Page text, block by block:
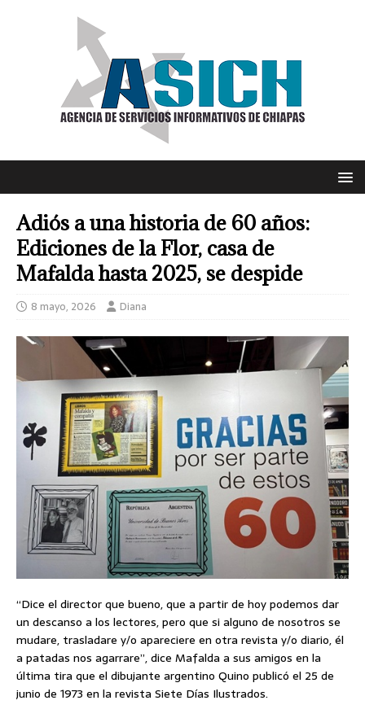
Adiós a una historia de 60 años:
Ediciones de la Flor, casa de
Mafalda hasta 2025, se despide
8 mayo, 2026 Diana
“Dice el director que bueno, que a partir de hoy podemos dar
un descanso a los lectores, pero que si alguno de nosotros se
mudare, trasladare y/o apareciere en otra revista y/o diario, él
a patadas nos agarrare”, dice Mafalda a sus amigos en la
última tira que el dibujante argentino Quino publicó el 25 de
junio de 1973 en la revista Siete Días Ilustrados.